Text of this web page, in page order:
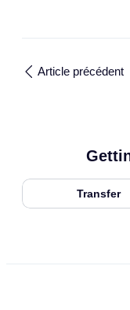
Article précédent
Transfer